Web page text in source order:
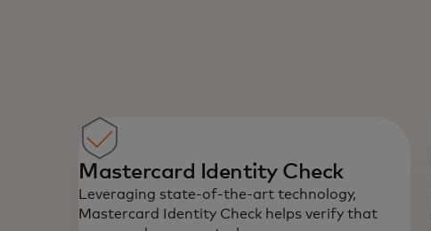
Mastercard Identity Check
Leveraging state-of-the-art technology,
Mastercard Identity Check helps verify that